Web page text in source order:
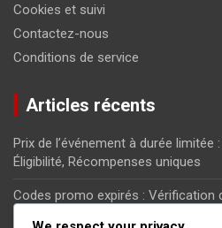
Cookies et suivi
Contactez-nous
Conditions de service
Articles récents
Prix de l’événement à durée limitée
Éligibilité, Récompenses uniques
Codes promo expirés : Vérification